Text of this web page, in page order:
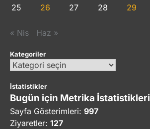
25
26 27 28 29
« Nis Haz »
Kategoriler
Kategoriler
İstatistikler
Bugün için Metrika İstatistikleri
Sayfa Gösterimleri: 997
Ziyaretler: 127